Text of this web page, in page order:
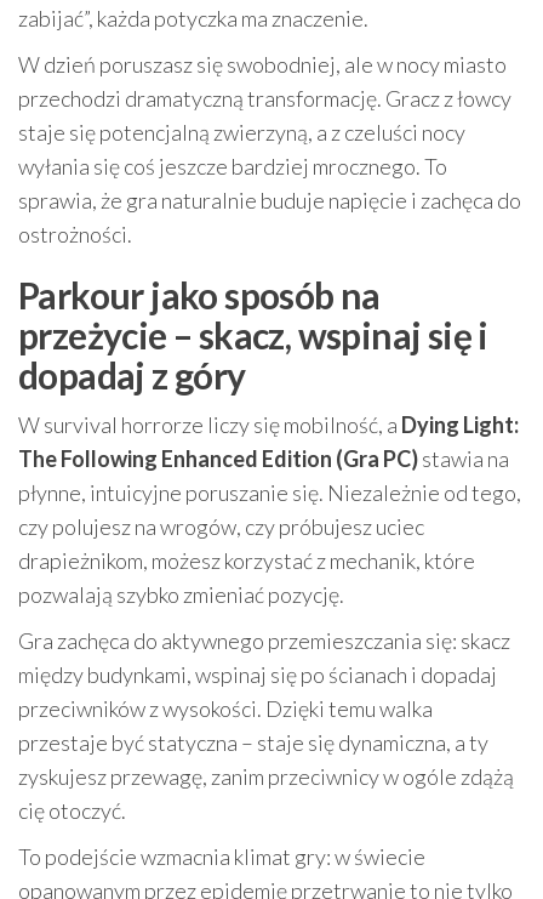
zabijać”, każda potyczka ma znaczenie.
W dzień poruszasz się swobodniej, ale w nocy miasto
przechodzi dramatyczną transformację. Gracz z łowcy
staje się potencjalną zwierzyną, a z czeluści nocy
wyłania się coś jeszcze bardziej mrocznego. To
sprawia, że gra naturalnie buduje napięcie i zachęca do
ostrożności.
Parkour jako sposób na
przeżycie – skacz, wspinaj się i
dopadaj z góry
W survival horrorze liczy się mobilność, a Dying Light:
The Following Enhanced Edition (Gra PC)stawia na
płynne, intuicyjne poruszanie się. Niezależnie od tego,
czy polujesz na wrogów, czy próbujesz uciec
drapieżnikom, możesz korzystać z mechanik, które
pozwalają szybko zmieniać pozycję.
Gra zachęca do aktywnego przemieszczania się: skacz
między budynkami, wspinaj się po ścianach i dopadaj
przeciwników z wysokości. Dzięki temu walka
przestaje być statyczna – staje się dynamiczna, a ty
zyskujesz przewagę, zanim przeciwnicy w ogóle zdążą
cię otoczyć.
To podejście wzmacnia klimat gry: w świecie
opanowanym przez epidemię przetrwanie to nie tylko